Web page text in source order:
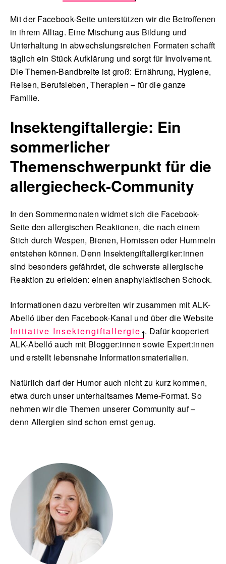
Mit der Facebook-Seite unterstützen wir die Betroffenen
in ihrem Alltag. Eine Mischung aus Bildung und
Unterhaltung in abwechslungsreichen Formaten schafft
täglich ein Stück Aufklärung und sorgt für Involvement.
Die Themen-Bandbreite ist groß: Ernährung, Hygiene,
Reisen, Berufsleben, Therapien – für die ganze
Familie.
Insektengiftallergie: Ein
sommerlicher
Themenschwerpunkt für die
allergiecheck-Community
In den Sommermonaten widmet sich die Facebook-
Seite den allergischen Reaktionen, die nach einem
Stich durch Wespen, Bienen, Hornissen oder Hummeln
entstehen können. Denn Insektengiftallergiker:innen
sind besonders gefährdet, die schwerste allergische
Reaktion zu erleiden: einen anaphylaktischen Schock.
Informationen dazu verbreiten wir zusammen mit ALK-
Abelló über den Facebook-Kanal und über die Website
Initiative Insektengiftallergie . Dafür kooperiert
ALK-Abelló auch mit Blogger:innen sowie Expert:innen
und erstellt lebensnahe Informationsmaterialien.
Natürlich darf der Humor auch nicht zu kurz kommen,
etwa durch unser unterhaltsames Meme-Format. So
nehmen wir die Themen unserer Community auf –
denn Allergien sind schon ernst genug.